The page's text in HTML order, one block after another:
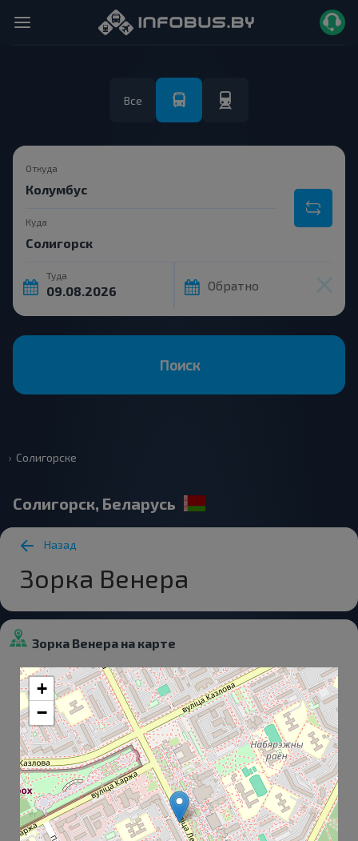
Все
Откуда
Куда
Туда
Обратно
Поиск
Солигорске
Солигорск, Беларусь
Назад
Зорка Венера
Зорка Венера на карте
+
−